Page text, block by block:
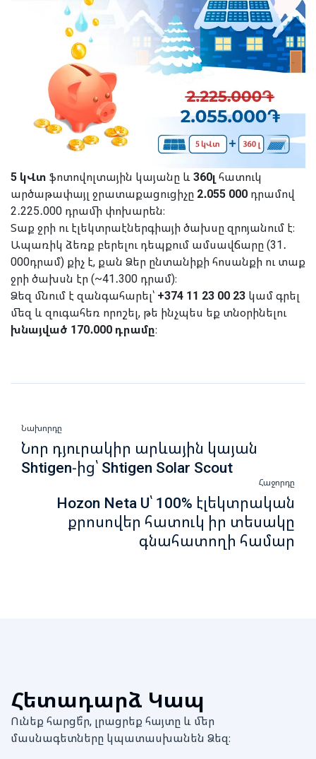
5 կՎտ ֆոտովոլտային կայանը և360լ հատուկ
արծաթափայլ ջրատաքացուցիչը 2․055 000 դրամով
2․225․000 դրամի փոխարեն։
Տաք ջրի ու էլեկտրաէներգիայի ծախսը զրոյանում է։
Ապառիկ ձեռք բերելու դեպքում ամսավճարը (31․
000դրամ) քիչ է, քան Ձեր ընտանիքի հոսանքի ու տաք
ջրի ծախսն էր (~41․300 դրամ)։
Ձեզ մնում է զանգահարել՝ +374 11 23 00 23 կամ գրել
մեզ և զուգահեռ որոշել, թե ինչպես եք տնօրինելու
խնայված 170․000 դրամը։
Նախորդը
Նոր դյուրակիր արևային կայան
Shtigen-ից՝ Shtigen Solar Scout
Հաջորդը
Hozon Neta U՝ 100% էլեկտրական
քրոսովեր հատուկ իր տեսակը
գնահատողի համար
Հետադարձ Կապ
Ունեք հարցե՞ր, լրացրեք հայտը և մեր
մասնագետները կպատասխանեն Ձեզ։